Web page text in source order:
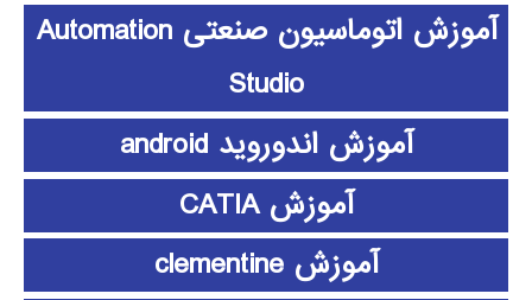
آموزش اتوماسیون صنعتی Automation
Studio
آموزش اندوروید android
آموزش CATIA
آموزش clementine